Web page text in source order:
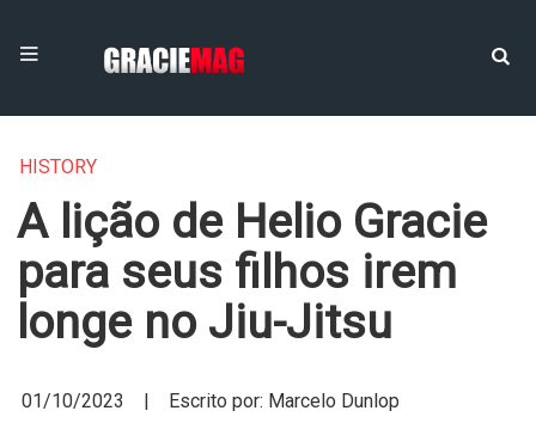
HISTORY
A lição de Helio Gracie
para seus filhos irem
longe no Jiu-Jitsu
01/10/2023 | Escrito por: Marcelo Dunlop